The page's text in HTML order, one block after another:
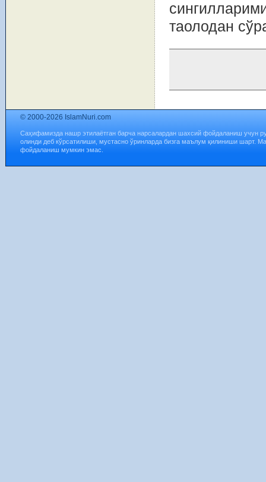
таолодан
© 2000-2026 IslamNuri.com
Саҳифамизда нашр этилаётган барча нарсалардан шахсий фойдаланиш учун
олинди деб кўрсатилиши, мустасно ўринларда бизга маълум қилиниши шарт.
фойдаланиш мумкин эмас.